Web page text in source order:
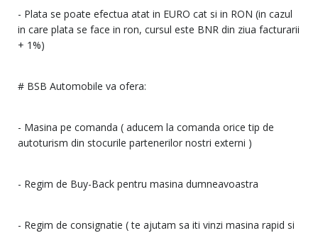
- Plata se poate efectua atat in EURO cat si in RON (in cazul
in care plata se face in ron, cursul este BNR din ziua facturarii
+ 1%)
# BSB Automobile va ofera:
- Masina pe comanda ( aducem la comanda orice tip de
autoturism din stocurile partenerilor nostri externi )
- Regim de Buy-Back pentru masina dumneavoastra
- Regim de consignatie ( te ajutam sa iti vinzi masina rapid si